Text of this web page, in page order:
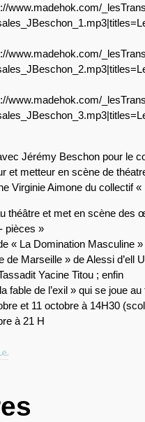
www.madehok.com/
www.madehok.com/
www.madehok.com/
Jérémy Beschon pour le
et metteur en scène de
Virginie Aimone du collectif
théâtre et met en scène des
pièces »
« La Domination Masculine
de Marseille » de Alessi d’ell
Yacine Titou ; enfin
fable de l’exil » qui se joue
et 11 octobre à 14H30
à 21 H